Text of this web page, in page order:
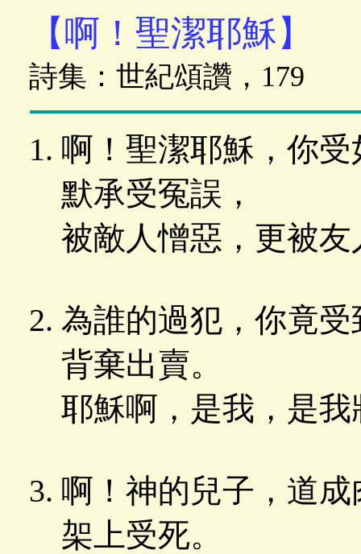
【啊！聖潔耶穌】
詩集：世紀頌讚，179
啊！聖潔耶穌，你
默承受冤誤，
被敵人憎惡，更被
為誰的過犯，你竟
背棄出賣。
耶穌啊，是我，是
啊！神的兒子，道
架上受死。